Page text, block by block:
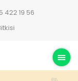
422 19 56